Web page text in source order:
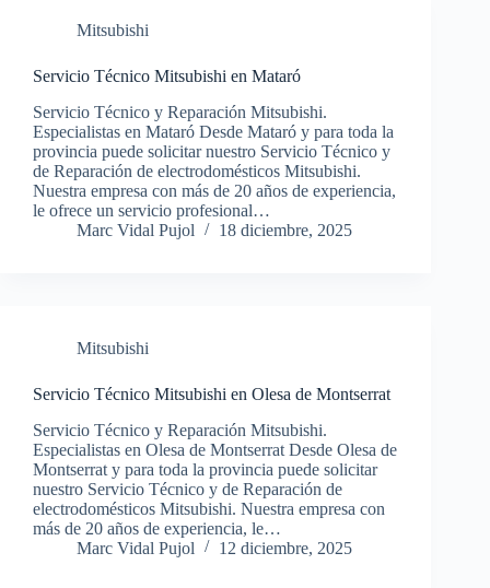
Mitsubishi
Servicio Técnico Mitsubishi en Mataró
Servicio Técnico y Reparación Mitsubishi.
Especialistas en Mataró Desde Mataró y para toda la
provincia puede solicitar nuestro Servicio Técnico y
de Reparación de electrodomésticos Mitsubishi.
Nuestra empresa con más de 20 años de experiencia,
le ofrece un servicio profesional…
Marc Vidal Pujol
18 diciembre, 2025
Mitsubishi
Servicio Técnico Mitsubishi en Olesa de Montserrat
Servicio Técnico y Reparación Mitsubishi.
Especialistas en Olesa de Montserrat Desde Olesa de
Montserrat y para toda la provincia puede solicitar
nuestro Servicio Técnico y de Reparación de
electrodomésticos Mitsubishi. Nuestra empresa con
más de 20 años de experiencia, le…
Marc Vidal Pujol
12 diciembre, 2025